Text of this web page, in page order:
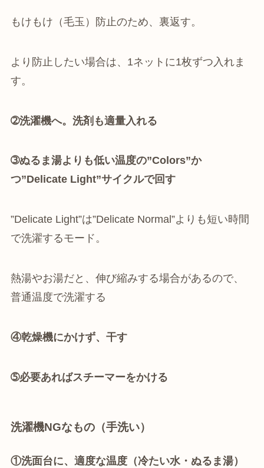
もけもけ（毛玉）防止のため、裏返す。
より防止したい場合は、1ネットに1枚ずつ入れま
す。
➁洗濯機へ。洗剤も適量入れる
➂ぬるま湯よりも低い温度の”Colors”か
つ”Delicate Light”サイクルで回す
”Delicate Light”は”Delicate Normal”よりも短い時間
で洗濯するモード。
熱湯やお湯だと、伸び縮みする場合があるので、
普通温度で洗濯する
④乾燥機にかけず、干す
➄必要あればスチーマーをかける
洗濯機NGなもの（手洗い）
①洗面台に、適度な温度（冷たい水・ぬるま湯）